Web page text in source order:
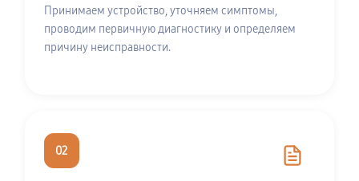
Принимаем устройство, уточняем симптомы,
проводим первичную диагностику и определяем
причину неисправности.
02